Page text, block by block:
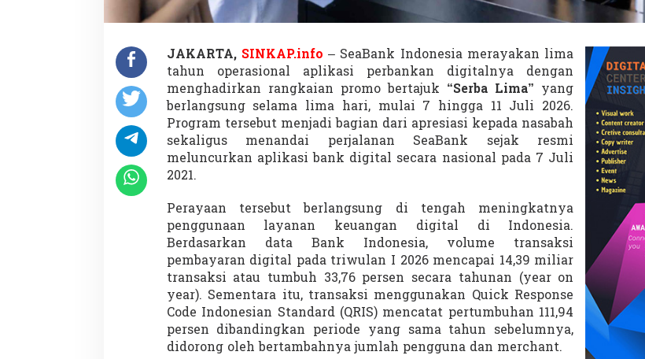
o
e
r
b
a
L
i
m
a
t
u
k
u
t
n
a
JAKARTA, SINKAP.info – SeaBank Indonesia merayakan lima
tahun operasional aplikasi perbankan digitalnya dengan
menghadirkan rangkaian promo bertajuk “Serba Lima” yang
berlangsung selama lima hari, mulai 7 hingga 11 Juli 2026.
Program tersebut menjadi bagian dari apresiasi kepada nasabah
sekaligus menandai perjalanan SeaBank sejak resmi
meluncurkan aplikasi bank digital secara nasional pada 7 Juli
2021.
Perayaan tersebut berlangsung di tengah meningkatnya
penggunaan layanan keuangan digital di Indonesia.
Berdasarkan data Bank Indonesia, volume transaksi
pembayaran digital pada triwulan I 2026 mencapai 14,39 miliar
transaksi atau tumbuh 33,76 persen secara tahunan (year on
year). Sementara itu, transaksi menggunakan Quick Response
Code Indonesian Standard (QRIS) mencatat pertumbuhan 111,94
persen dibandingkan periode yang sama tahun sebelumnya,
didorong oleh bertambahnya jumlah pengguna dan merchant.